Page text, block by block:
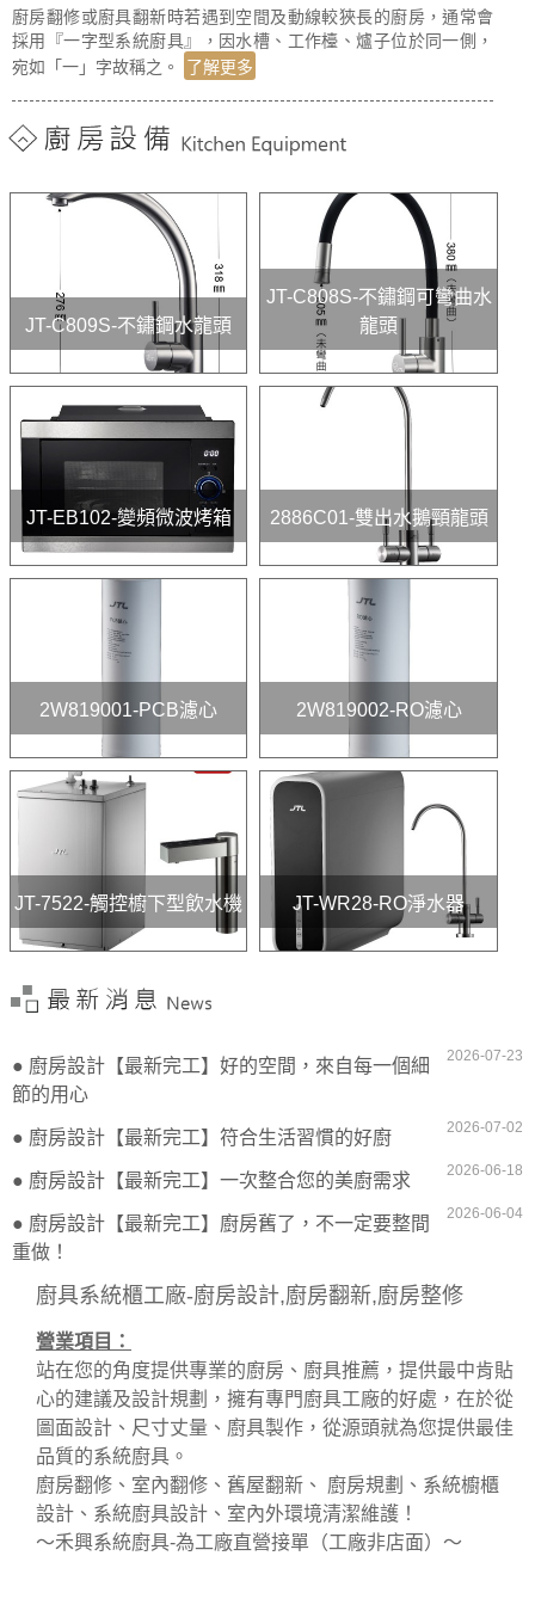
廚房翻修或廚具翻新時若遇到空間及動線較狹長的廚房，通常會
採用『一字型系統廚具』，因水槽、工作檯、爐子位於同一側，
宛如「一」字故稱之。
了解更多
JT-C809S-不鏽鋼水龍頭
JT-C808S-不鏽鋼可彎曲水
龍頭
JT-EB102-變頻微波烤箱 2886C01-雙出水鵝頸龍頭
2W819001-PCB濾心 2W819002-RO濾心
JT-7522-觸控櫥下型飲水機 JT-WR28-RO淨水器
● 廚房設計【最新完工】好的空間，來自每一個細
節的用心
2026-07-23
● 廚房設計【最新完工】符合生活習慣的好廚 2026-07-02
● 廚房設計【最新完工】一次整合您的美廚需求 2026-06-18
● 廚房設計【最新完工】廚房舊了，不一定要整間
重做！
2026-06-04
廚具系統櫃工廠-廚房設計,廚房翻新,廚房整修
營業項目：
站在您的角度提供專業的廚房、廚具推薦，提供最中肯貼
心的建議及設計規劃，擁有專門廚具工廠的好處，在於從
圖面設計、尺寸丈量、廚具製作，從源頭就為您提供最佳
品質的系統廚具。
廚房翻修、室內翻修、舊屋翻新、 廚房規劃、系統櫥櫃
設計、系統廚具設計、室內外環境清潔維護！
～禾興系統廚具-為工廠直營接單（工廠非店面）～